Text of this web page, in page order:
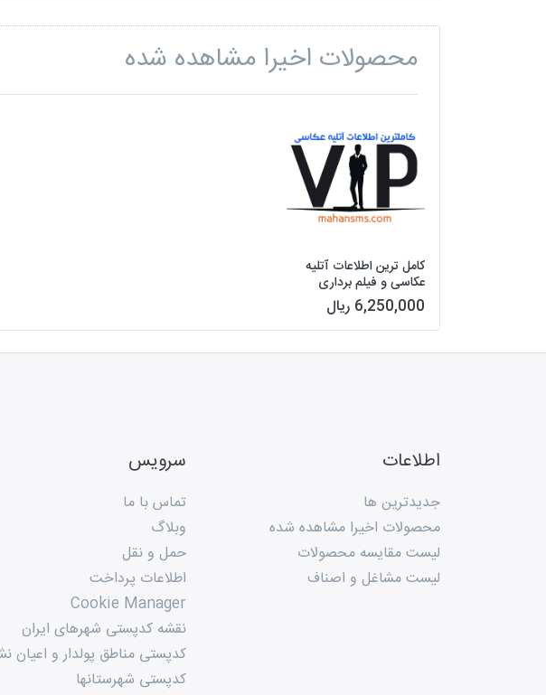
محصولات اخیرا مشاهده شده
کامل ترین اطلاعات آتلیه
عکاسی و فیلم برداری
6,250,000 ریال
اطلاعات
جدیدترین ها
محصولات اخیرا مشاهده شده
لیست مقایسه محصولات
لیست مشاغل و اصناف
سرویس
تماس با ما
وبلاگ
حمل و نقل
اطلاعات پرداخت
Cookie Manager
نقشه کدپستی شهرهای ایران
کدپستی مناطق پولدار و اعیان
کدپستی شهرستانها